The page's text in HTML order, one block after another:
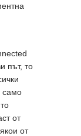
път, то
само
от
от